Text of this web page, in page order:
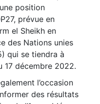
position
prévue en
el Sheikh en
des Nations unies
qui se tiendra à
17 décembre 2022.
l’occasion
des résultats